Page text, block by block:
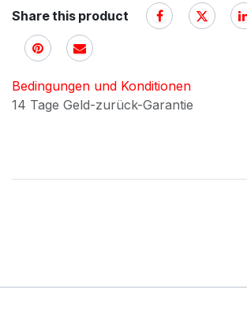
Share this product
Bedingungen und Konditionen
14 Tage Geld-zurück-Garantie